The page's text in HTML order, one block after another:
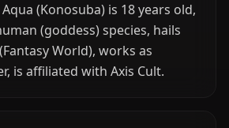
(Konosuba) is 18 years old,
(goddess) species, hails
World), works as
is affiliated with Axis Cult.